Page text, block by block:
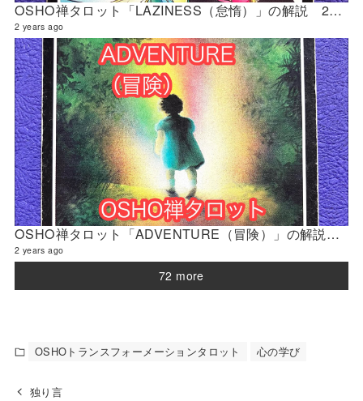
OSHO禅タロット「LAZINESS（怠惰）」の解説 2024年4月の門鑑定（修門）
2 years ago
OSHO禅タロット「ADVENTURE（冒険）」の解説 2024年4月の門鑑定（官門）
2 years ago
72 more
OSHOトランスフォーメーションタロット 心の学び
独り言